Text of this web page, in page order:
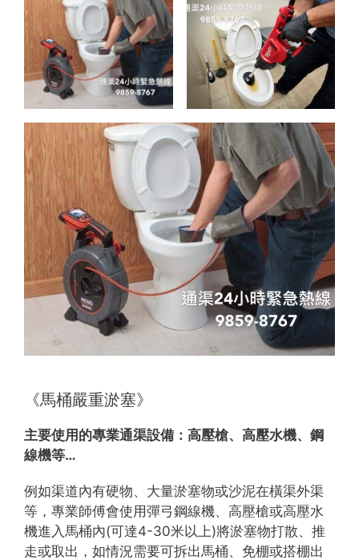
《馬桶嚴重淤塞》
主要使用的專業通渠設備： 高壓槍、高壓水機、鋼
線機等…
例如渠道內有硬物、大量淤塞物或沙泥在橫渠外渠
等，專業師傅會使用彈弓鋼線機、高壓槍或高壓水
機進入馬桶內(可達4-30米以上)將淤塞物打散、推
走或取出，如情況需要可拆出馬桶、免棚或搭棚出